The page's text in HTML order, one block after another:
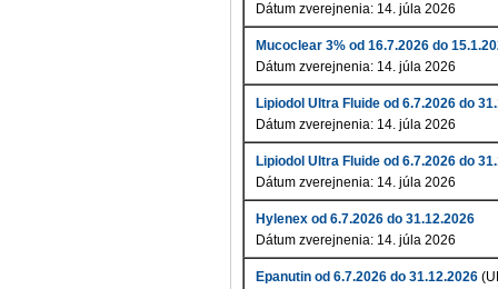
Dátum zverejnenia: 14. júla 2026
Mucoclear 3% od 16.7.2026 do
Dátum zverejnenia: 14. júla 2026
Lipiodol Ultra Fluide od 6.7.2026 do
Dátum zverejnenia: 14. júla 2026
Lipiodol Ultra Fluide od 6.7.2026 do
Dátum zverejnenia: 14. júla 2026
Hylenex od 6.7.2026 do 31.12.2026
Dátum zverejnenia: 14. júla 2026
Epanutin od 6.7.2026 do 31.12.2026